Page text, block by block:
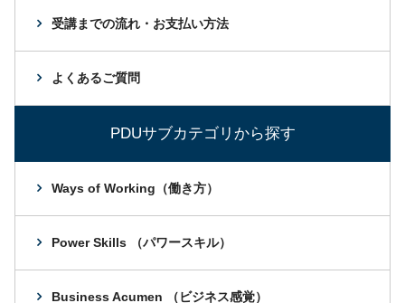
受講までの流れ・お支払い方法
よくあるご質問
PDUサブカテゴリから探す
Ways of Working（働き方）
Power Skills （パワースキル）
Business Acumen （ビジネス感覚）